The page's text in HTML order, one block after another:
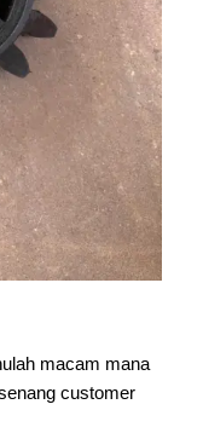
macam mana
customer